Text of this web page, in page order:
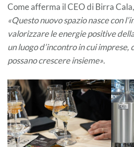
Come afferma il CEO di Birra Cala,
«Questo nuovo spazio nasce con
valorizzare le energie positive
un luogo d’incontro in cui
possano crescere insieme».